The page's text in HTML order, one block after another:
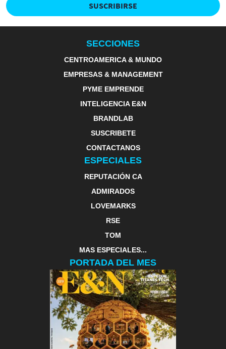
SUSCRIBIRSE
SECCIONES
CENTROAMERICA & MUNDO
EMPRESAS & MANAGEMENT
PYME EMPRENDE
INTELIGENCIA E&N
BRANDLAB
SUSCRIBETE
CONTACTANOS
ESPECIALES
REPUTACIÓN CA
ADMIRADOS
LOVEMARKS
RSE
TOM
MAS ESPECIALES...
PORTADA DEL MES